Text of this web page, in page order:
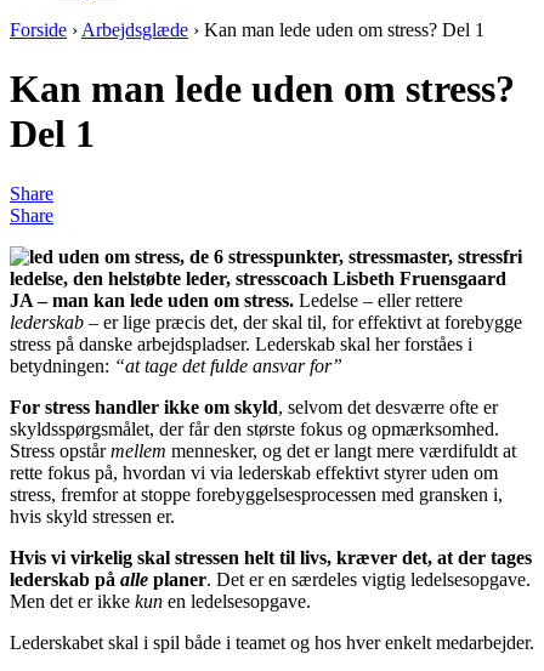
Forside › Arbejdsglæde › Kan man lede uden om stress? Del 1
Kan man lede uden om stress?
Del 1
Share
Share
JA – man kan lede uden om stress. Ledelse – eller rettere
lederskab – er lige præcis det, der skal til, for effektivt at forebygge
stress på danske arbejdspladser. Lederskab skal her forståes i
betydningen: “at tage det fulde ansvar for”
For stress handler ikke om skyld, selvom det desværre ofte er
skyldsspørgsmålet, der får den største fokus og opmærksomhed.
Stress opstårmellem mennesker, og det er langt mere værdifuldt at
rette fokus på, hvordan vi via lederskab effektivt styrer uden om
stress, fremfor at stoppe forebyggelsesprocessen med gransken i,
hvis skyld stressen er.
Hvis vi virkelig skal stressen helt til livs, kræver det, at der tages
lederskab på alle planer. Det er en særdeles vigtig ledelsesopgave.
Men det er ikke kun en ledelsesopgave.
Lederskabet skal i spil både i teamet og hos hver enkelt medarbejder.